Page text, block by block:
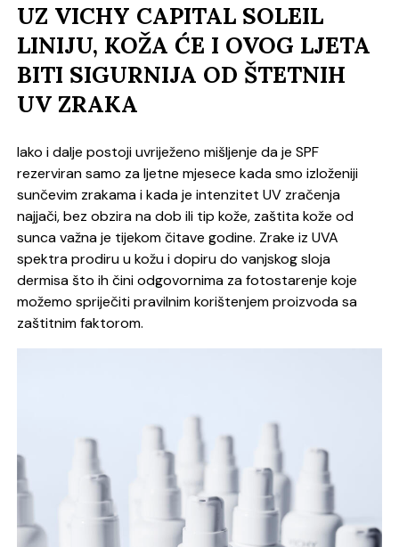
UZ VICHY CAPITAL SOLEIL
LINIJU, KOŽA ĆE I OVOG LJETA
BITI SIGURNIJA OD ŠTETNIH
UV ZRAKA
Iako i dalje postoji uvriježeno mišljenje da je SPF
rezerviran samo za ljetne mjesece kada smo izloženiji
sunčevim zrakama i kada je intenzitet UV zračenja
najjači, bez obzira na dob ili tip kože, zaštita kože od
sunca važna je tijekom čitave godine. Zrake iz UVA
spektra prodiru u kožu i dopiru do vanjskog sloja
dermisa što ih čini odgovornima za fotostarenje koje
možemo spriječiti pravilnim korištenjem proizvoda sa
zaštitnim faktorom.